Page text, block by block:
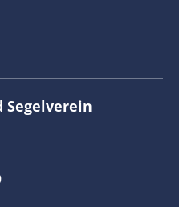
Segelverein